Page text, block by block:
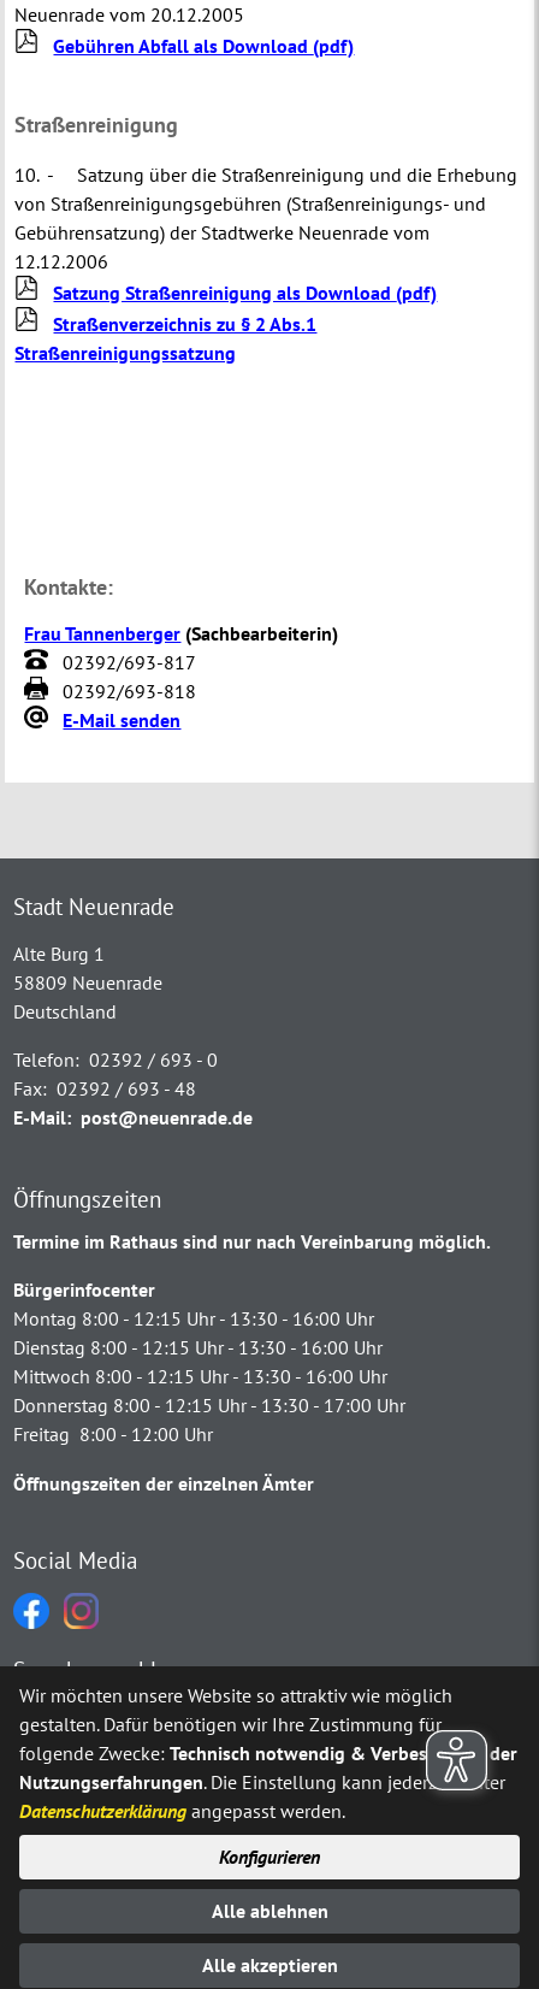
Neuenrade vom 20.12.2005
Gebühren Abfall als Download (pdf)
Straßenreinigung
10. - Satzung über die Straßenreinigung und die Erhebung
von Straßenreinigungsgebühren (Straßenreinigungs- und
Gebührensatzung) der Stadtwerke Neuenrade vom
12.12.2006
Satzung Straßenreinigung als Download (pdf)
Straßenverzeichnis zu § 2 Abs.1
Straßenreinigungssatzung
Kontakte:
Frau Tannenberger (Sachbearbeiterin)
02392/693-817
02392/693-818
E-Mail senden
Stadt Neuenrade
Alte Burg 1
58809 Neuenrade
Deutschland
Telefon: 02392 / 693 - 0
Fax: 02392 / 693 - 48
E-Mail: post@neuenrade.de
Öffnungszeiten
Termine im Rathaus sind nur nach Vereinbarung möglich.
Bürgerinfocenter
Montag 8:00 - 12:15 Uhr - 13:30 - 16:00 Uhr
Dienstag 8:00 - 12:15 Uhr - 13:30 - 16:00 Uhr
Mittwoch 8:00 - 12:15 Uhr - 13:30 - 16:00 Uhr
Donnerstag 8:00 - 12:15 Uhr - 13:30 - 17:00 Uhr
Freitag 8:00 - 12:00 Uhr
Öffnungszeiten der einzelnen Ämter
Social Media
Sprachauswahl
Möchten Sie vonGoogle Translate bereitgestellte externe
Ja Immer
© Stadt Neuenrade 2025
Impressum
Datenschutz
Erklärung zur Barrierefreiheit Kontakt
Wir möchten unsere Website so attraktiv wie möglich
gestalten. Dafür benötigen wir Ihre Zustimmung für
folgende Zwecke:Technisch notwendig & Verbesserung der
Nutzungserfahrungen. Die Einstellung kann jederzeit unter
Datenschutzerklärung angepasst werden.
Konfigurieren
Alle ablehnen
Alle akzeptieren